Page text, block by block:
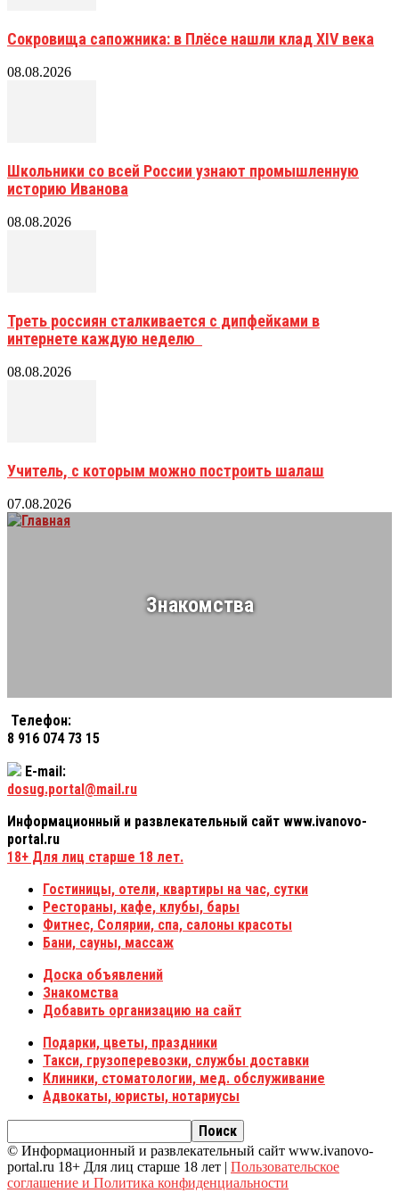
Сокровища сапожника: в Плёсе нашли клад XIV века
08.08.2026
Школьники со всей России узнают промышленную
историю Иванова
08.08.2026
Треть россиян сталкивается с дипфейками в
интернете каждую неделю
08.08.2026
Учитель, с которым можно построить шалаш
07.08.2026
Знакомства
Телефон:
8 916 074 73 15
E-mail:
dosug.portal@mail.ru
Информационный и развлекательный сайт www.ivanovo-
portal.ru
18+ Для лиц старше 18 лет.
Гостиницы, отели, квартиры на час, сутки
Рестораны, кафе, клубы, бары
Фитнес, Солярии, спа, салоны красоты
Бани, сауны, массаж
Доска объявлений
Знакомства
Добавить организацию на сайт
Подарки, цветы, праздники
Такси, грузоперевозки, службы доставки
Клиники, стоматологии, мед. обслуживание
Адвокаты, юристы, нотариусы
© Информационный и развлекательный сайт www.ivanovo-
portal.ru 18+ Для лиц старше 18 лет | Пользовательское
соглашение и Политика конфиденциальности